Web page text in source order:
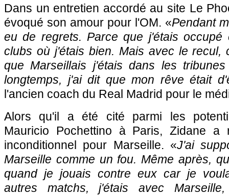
Dans un entretien accordé au site Le
évoqué son amour pour l'OM. «Pendant
eu de regrets. Parce que j'étais
clubs où j'étais bien. Mais avec le recul,
que Marseillais j'étais dans les
longtemps, j'ai dit que mon rêve était
l'ancien coach du Real Madrid pour le
Alors qu'il a été cité parmi les
Mauricio Pochettino à Paris, Zidane a
inconditionnel pour Marseille. «J'ai
Marseille comme un fou. Même après,
quand je jouais contre eux car je
autres matchs, j'étais avec